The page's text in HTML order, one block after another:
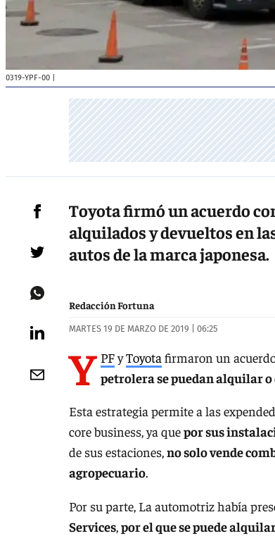
0319-YPF-00
Toyota firmó un acuerdo
alquilados y devueltos en
autos de la marca japonesa.
Redacción Fortuna
MARTES 19 DE MARZO DE 2019 | 06:25
Y PFyToyota firmaron un
petrolera se puedan alquilar
Esta estrategia permite a las
core business, ya quepor sus
de sus estaciones,no solo vende
agropecuario.
Por su parte, La automotriz había
Services,por el que se puede